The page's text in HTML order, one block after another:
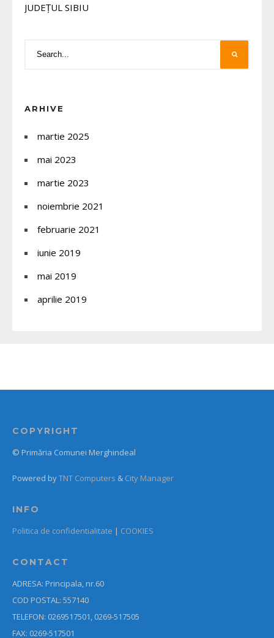
JUDEȚUL SIBIU
ARHIVE
martie 2025
mai 2023
martie 2023
noiembrie 2021
februarie 2021
iunie 2019
mai 2019
aprilie 2019
COPYRIGHT
© Primăria Comunei Merghindeal
Powered byTNT Computers & City Manager
INFO
Politica de confidentialitate | COOKIES
CONTACT
ADRESA: Principala, nr.60
COD POSTAL: 557140
TELEFON: 0269517501, 0269-517505
FAX: 0269-517501